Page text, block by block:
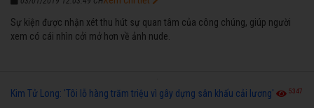
Sự kiện được nhận xét thu hút sự quan tâm của công chúng, giúp người
xem có cái nhìn cởi mở hơn về ảnh nude.
Kim Tử Long: 'Tôi lỗ hàng trăm triệu vì gây dựng sân khấu cải lương' 5347